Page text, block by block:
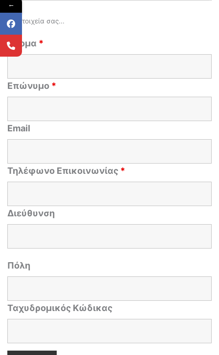
Τα στοιχεία σας...
Όνομα *
Επώνυμο *
Email
Τηλέφωνο Επικοινωνίας *
Διεύθυνση
Πόλη
Ταχυδρομικός Κώδικας
←